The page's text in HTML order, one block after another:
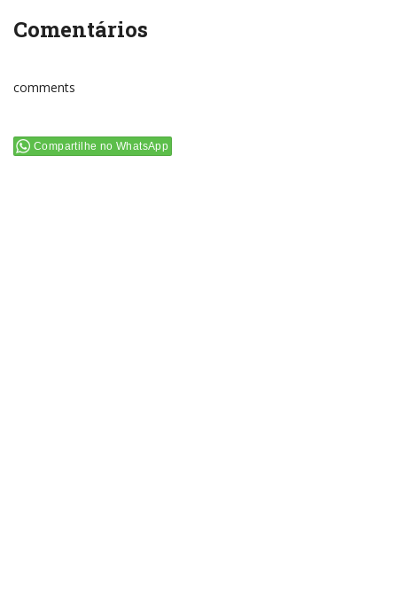
Comentários
comments
Compartilhe no WhatsApp